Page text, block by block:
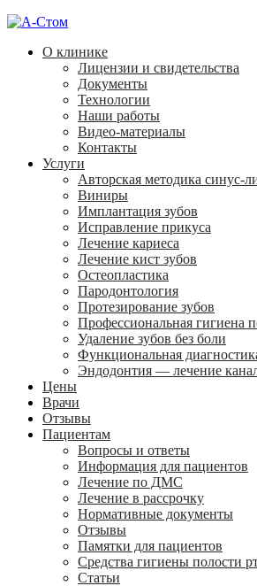
О клинике
Лицензии и свидетельства
Документы
Технологии
Наши работы
Видео-материалы
Контакты
Услуги
Авторская методика синус-
Виниры
Имплантация зубов
Исправление прикуса
Лечение кариеса
Лечение кист зубов
Остеопластика
Пародонтология
Протезирование зубов
Профессиональная гигиена
Удаление зубов без боли
Функциональная
Эндодонтия — лечение
Цены
Врачи
Отзывы
Пациентам
Вопросы и ответы
Информация для пациентов
Лечение по ДМС
Лечение в рассрочку
Нормативные документы
Отзывы
Памятки для пациентов
Средства гигиены полости
Статьи